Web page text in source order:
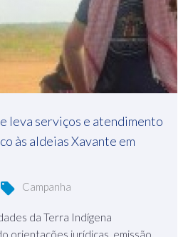
leva serviços e atendimento
às aldeias Xavante em
Campanha
da Terra Indígena
orientações jurídicas, emissão